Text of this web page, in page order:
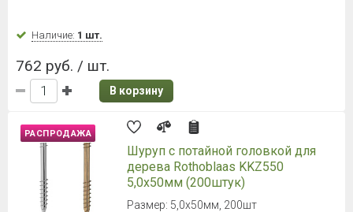
Наличие: 1 шт.
762 руб. / шт.
В корзину
РАСПРОДАЖА
Шуруп с потайной головкой для
дерева Rothoblaas KKZ550
5,0х50мм (200штук)
Размер: 5,0х50мм, 200шт